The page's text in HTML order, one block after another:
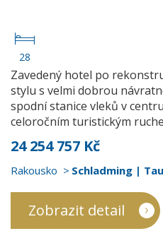
28
Zavedený hotel po
stylu s velmi dobrou
spodní stanice vleků v
celoročním turistickým
24 254 757 Kč
Rakousko Schladming |
Zobrazit detail